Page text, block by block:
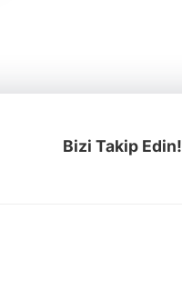
Bizi Takip Edin!